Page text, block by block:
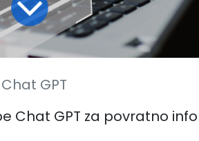
GPT
Chat GPT za povratno